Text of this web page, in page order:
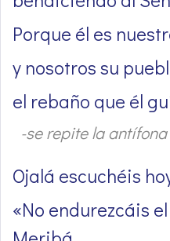
Porque él es
y nosotros su
el rebaño que él
-se repite la antífona
Ojalá escuchéis
«No endurezcáis